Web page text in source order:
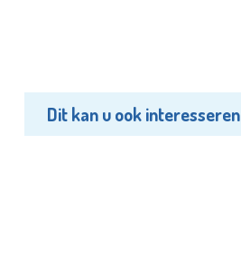
Dit kan u ook interesseren